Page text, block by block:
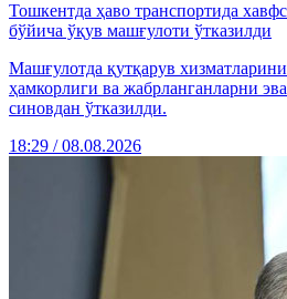
Тошкентда ҳаво транспортида
бўйича ўқув машғулоти ўтказилди
Машғулотда қутқарув
ҳамкорлиги ва жабрланганларни
синовдан ўтказилди.
18:29 / 08.08.2026